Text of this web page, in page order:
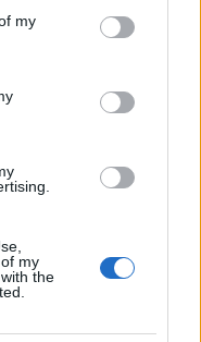
my
my
the
είναι